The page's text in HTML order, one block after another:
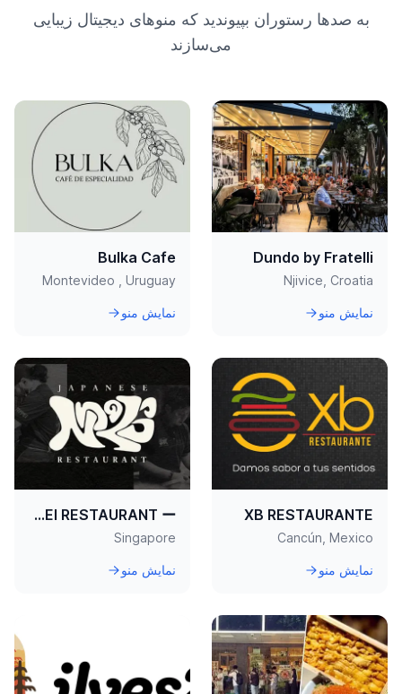
به صدها رستوران بپیوندید که منوهای دیجیتال زیبایی
می‌سازند
Dundo by Fratelli
Njivice, Croatia
نمایش منو
Bulka Cafe
Montevideo , Uruguay
نمایش منو
XB RESTAURANTE
Cancún, Mexico
نمایش منو
ー TEPPEI RESTAURANT ー
Singapore
نمایش منو